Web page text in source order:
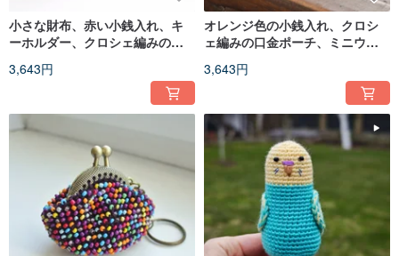
小さな財布、赤い小銭入れ、キ
ーホルダー、クロシェ編みのが
3,643円
オレンジ色の小銭入れ、クロシ
ェ編みの口金ポーチ、ミニウォ
付きポーチ
3,643円